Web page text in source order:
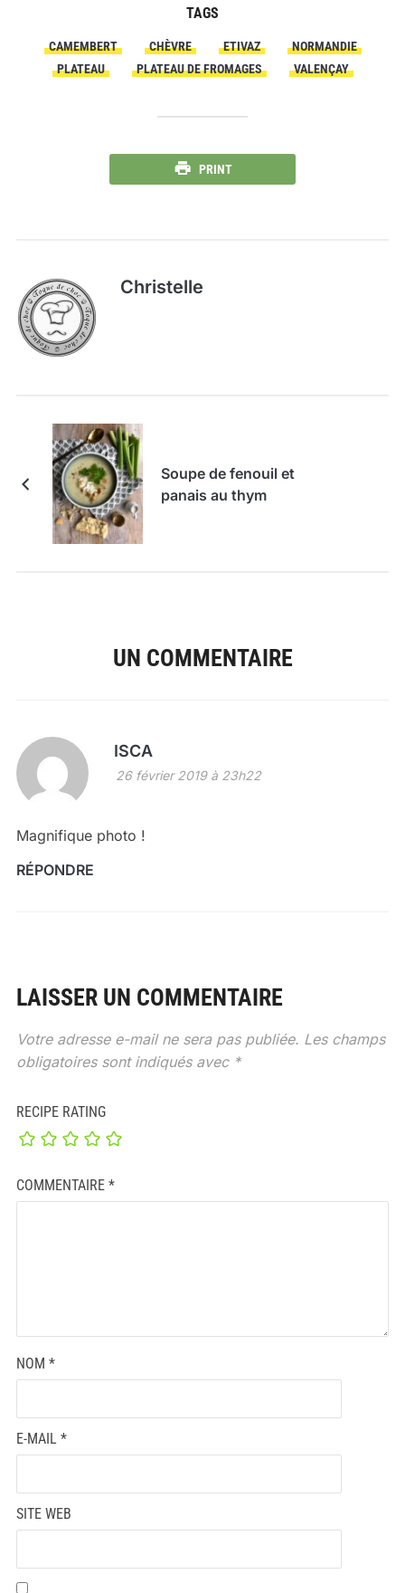
TAGS
CAMEMBERT CHÈVRE ETIVAZ
NORMANDIE
PLATEAU
PLATEAU DE FROMAGES VALENÇAY
PRINT
Christelle
Soupe de fenouil et
panais au thym
UN COMMENTAIRE
ISCA
26 février 2019 à 23h22
Magnifique photo !
RÉPONDRE
LAISSER UN COMMENTAIRE
Votre adresse e-mail ne sera pas publiée. Les champs
obligatoires sont indiqués avec *
RECIPE RATING
COMMENTAIRE *
NOM *
E-MAIL *
SITE WEB